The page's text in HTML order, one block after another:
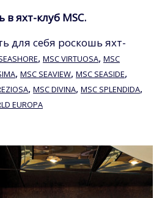
яхт-клуб MSС.
для себя роскошь яхт-
, MSC VIRTUOSA, MSC
, MSC SEAVIEW, MSC SEASIDE,
, MSC DIVINA, MSC SPLENDIDA,
EUROPA